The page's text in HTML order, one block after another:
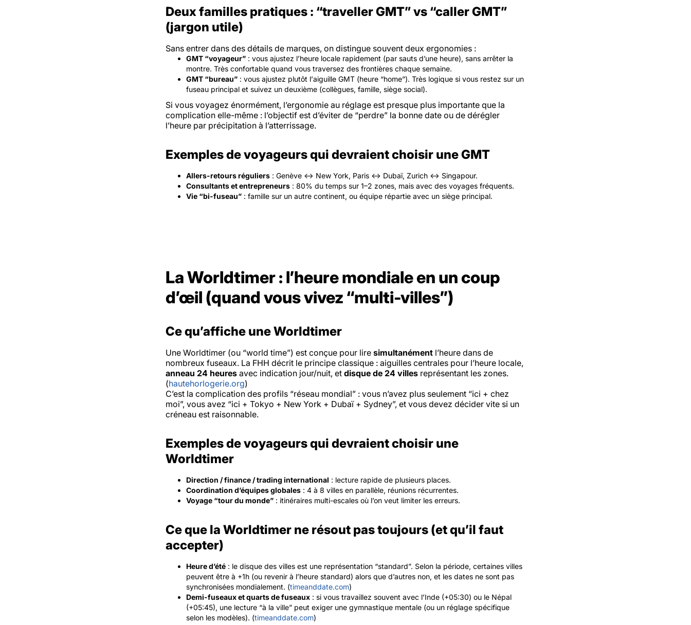
Deux familles pratiques : “traveller GMT” vs “caller GMT”
(jargon utile)
Sans entrer dans des détails de marques, on distingue souvent deux ergonomies :
GMT “voyageur” : vous ajustez l’heure locale rapidement (par sauts d’une heure), sans arrêter la
montre. Très confortable quand vous traversez des frontières chaque semaine.
GMT “bureau” : vous ajustez plutôt l’aiguille GMT (heure “home”). Très logique si vous restez sur un
fuseau principal et suivez un deuxième (collègues, famille, siège social).
Si vous voyagez énormément, l’ergonomie au réglage est presque plus importante que la
complication elle-même : l’objectif est d’éviter de “perdre” la bonne date ou de dérégler
l’heure par précipitation à l’atterrissage.
Exemples de voyageurs qui devraient choisir une GMT
Allers-retours réguliers : Genève ↔ New York, Paris ↔ Dubaï, Zurich ↔ Singapour.
Consultants et entrepreneurs : 80% du temps sur 1–2 zones, mais avec des voyages fréquents.
Vie “bi-fuseau” : famille sur un autre continent, ou équipe répartie avec un siège principal.
La Worldtimer : l’heure mondiale en un coup
d’œil (quand vous vivez “multi-villes”)
Ce qu’affiche une Worldtimer
Une Worldtimer (ou “world time”) est conçue pour lire simultanément l’heure dans de
nombreux fuseaux. La FHH décrit le principe classique : aiguilles centrales pour l’heure locale,
anneau 24 heures avec indication jour/nuit, et disque de 24 villes représentant les zones.
(hautehorlogerie.org)
C’est la complication des profils “réseau mondial” : vous n’avez plus seulement “ici + chez
moi”, vous avez “ici + Tokyo + New York + Dubaï + Sydney”, et vous devez décider vite si un
créneau est raisonnable.
Exemples de voyageurs qui devraient choisir une
Worldtimer
Direction / finance / trading international : lecture rapide de plusieurs places.
Coordination d’équipes globales : 4 à 8 villes en parallèle, réunions récurrentes.
Voyage “tour du monde” : itinéraires multi-escales où l’on veut limiter les erreurs.
Ce que la Worldtimer ne résout pas toujours (et qu’il faut
accepter)
Heure d’été : le disque des villes est une représentation “standard”. Selon la période, certaines villes
peuvent être à +1h (ou revenir à l’heure standard) alors que d’autres non, et les dates ne sont pas
synchronisées mondialement. (timeanddate.com)
Demi-fuseaux et quarts de fuseaux : si vous travaillez souvent avec l’Inde (+05:30) ou le Népal
(+05:45), une lecture “à la ville” peut exiger une gymnastique mentale (ou un réglage spécifique
selon les modèles). (timeanddate.com)